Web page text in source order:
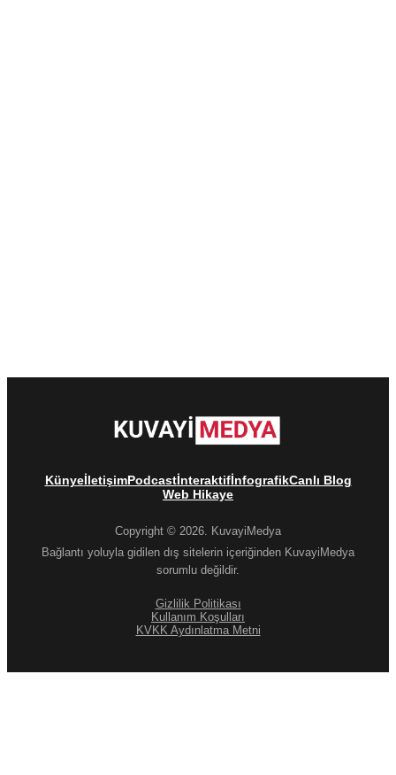
KünyeİletişimPodcastİnteraktifİnfografikCanlı Blog
Web Hikaye
Copyright © 2026. KuvayiMedya
Bağlantı yoluyla gidilen dış sitelerin içeriğinden KuvayiMedya
sorumlu değildir.
Gizlilik Politikası
Kullanım Koşulları
KVKK Aydınlatma Metni